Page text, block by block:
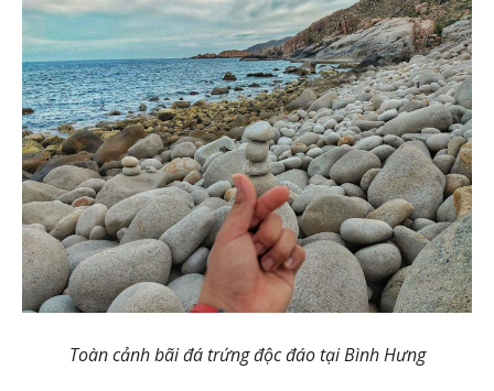
Toàn cảnh bãi đá trứng độc đáo tại Bình Hưng